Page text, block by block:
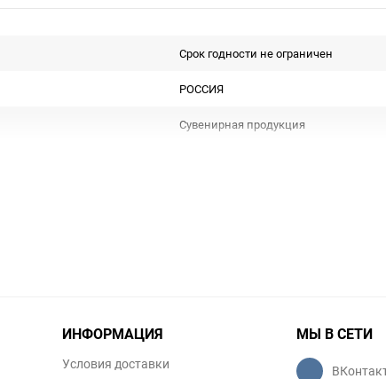
Срок годности не ограничен
РОССИЯ
Сувенирная продукция
ИНФОРМАЦИЯ
Условия доставки
МЫ В СЕТИ